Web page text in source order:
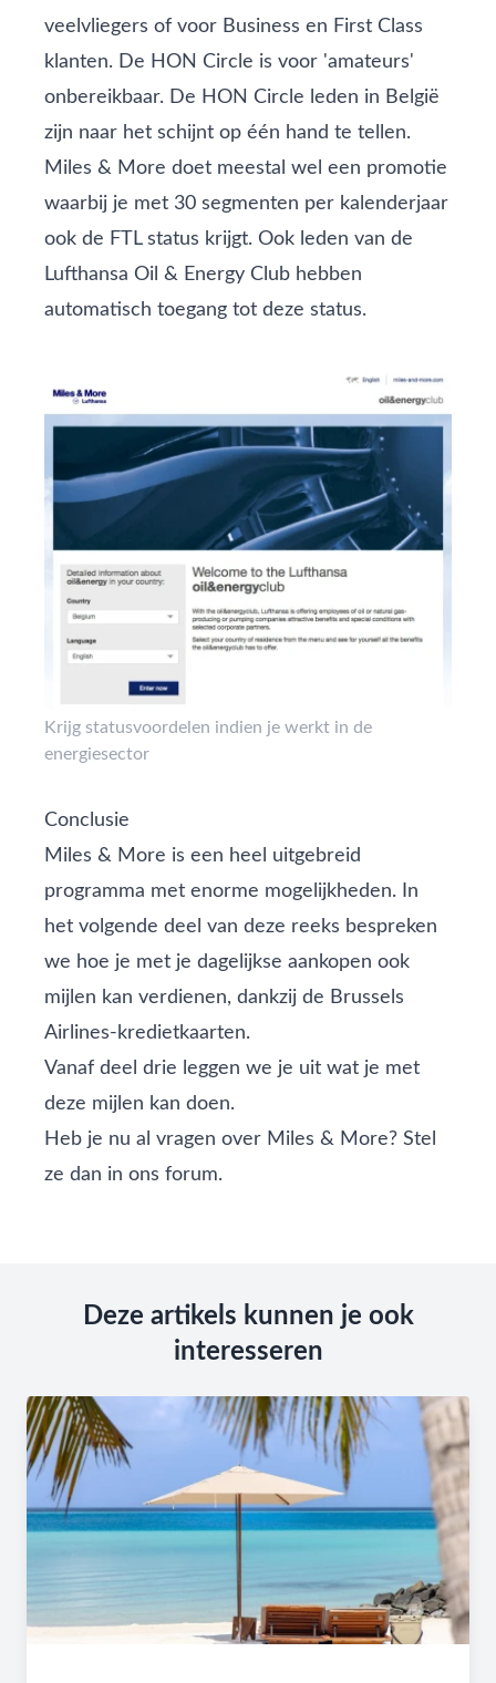
veelvliegers of voor Business en First Class
klanten. De HON Circle is voor 'amateurs'
onbereikbaar. De HON Circle leden in België
zijn naar het schijnt op één hand te tellen.
Miles & More doet meestal wel een promotie
waarbij je met 30 segmenten per kalenderjaar
ook de FTL status krijgt. Ook leden van de
Lufthansa Oil & Energy Club hebben
automatisch toegang tot deze status.
Krijg statusvoordelen indien je werkt in de
energiesector
Conclusie
Miles & More is een heel uitgebreid
programma met enorme mogelijkheden. In
het volgende deel van deze reeks bespreken
we hoe je met je dagelijkse aankopen ook
mijlen kan verdienen, dankzij de Brussels
Airlines-kredietkaarten.
Vanaf deel drie leggen we je uit wat je met
deze mijlen kan doen.
Heb je nu al vragen over Miles & More? Stel
ze dan in ons forum.
Deze artikels kunnen je ook
interesseren